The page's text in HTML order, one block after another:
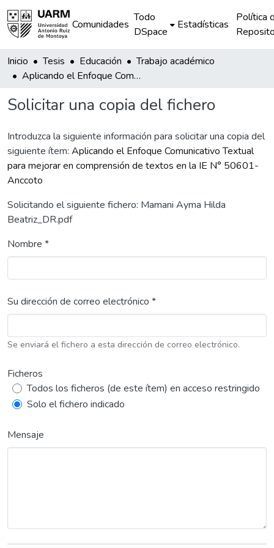
Comunidades
Todo
DSpace
Estadísticas
Política
Inicio Tesis Educación
Trabajo académico
Aplicando el Enfoque Comunicativo Textual para mejorar en comprensión de textos en la IE N° 50601-Anccoto
Solicitar una copia del fichero
Introduzca la siguiente información para solicitar una copia del
siguiente ítem: Aplicando el Enfoque Comunicativo Textual
para mejorar en comprensión de textos en la IE N° 50601-
Anccoto
Solicitando el siguiente fichero: Mamani Ayma Hilda
Beatriz_DR.pdf
Nombre *
Su dirección de correo electrónico *
Se enviará el fichero a esta dirección de correo electrónico.
Ficheros
Todos los ficheros (de este ítem) en acceso restringido
Solo el fichero indicado
Mensaje